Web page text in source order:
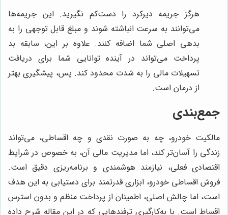
هرگز جریمه دیرکرد را دست‌کم نگیرید. این جریمه‌ها
می‌توانند به سرعت انباشته شوند و مبلغ قابل توجهی را به
بدهی اصلی شما اضافه کنند. علاوه بر این، سابقه بد
پرداخت می‌تواند در آینده توانایی شما برای دریافت
تسهیلات مالی را به شدت محدود کند. پس، پیشگیری بهتر
از درمان است.
جمع‌بندی
مالکیت خودرو، چه به صورت نقدی و چه اقساطی، می‌تواند
زندگی را آسان‌تر کند، اما مدیریت مالی آن، به خصوص در شرایط
اقتصادی فعلی، نیازمند هوشمندی و برنامه‌ریزی دقیق است.
فروش اقساطی خودرو، ابزاری قدرتمند برای دستیابی به این هدف
است، اما چالش اصلی، اطمینان از پرداخت منظم و بدون استرس
اقساط است. با به‌کارگیری ترفندهایی که در این مقاله شرح داده